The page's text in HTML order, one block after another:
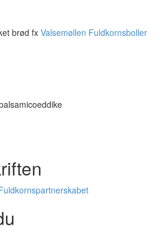
brød fx Valsemøllen Fuldkornsboller